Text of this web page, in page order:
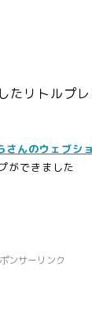
リトルプレ
さんのウェブシ
ができました
ンサーリンク